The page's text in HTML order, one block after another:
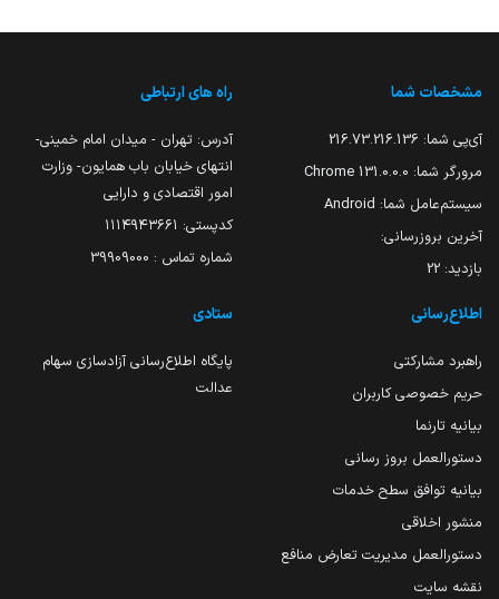
مشخصات شما
آی‌پی شما: 216.73.216.136
مرورگر شما: 131.0.0.0 Chrome
سیستم‌عامل شما: Android
آخرین بروزرسانی:
بازدید: 22
راه های ارتباطی
آدرس: تهران - میدان امام خمینی-
انتهای خیابان باب همایون- وزارت
امور اقتصادی و دارایی
کدپستی: ۱۱۱۴۹۴۳۶۶۱
شماره تماس : 39909000
اطلاع‌رسانی
راهبرد مشارکتی
حریم خصوصی کاربران
بیانیه تارنما
دستورالعمل بروز رسانی
بیانیه توافق سطح خدمات
منشور اخلاقی
دستورالعمل مدیریت تعارض منافع
نقشه سایت
ستادی
پایگاه اطلاع‌رسانی آزادسازی سهام
عدالت